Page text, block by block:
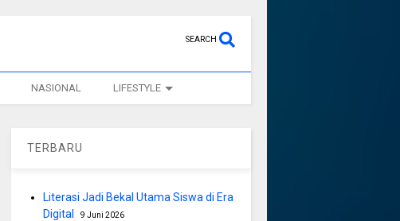
SEARCH
NASIONAL LIFESTYLE
TERBARU
Literasi Jadi Bekal Utama Siswa di Era
Digital
9 Juni 2026